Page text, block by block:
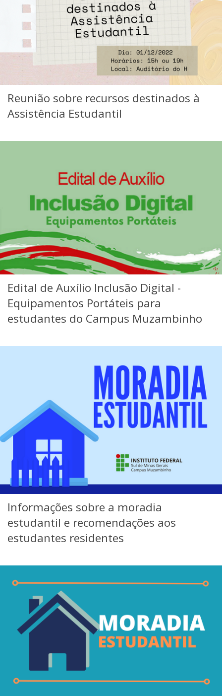
Reunião sobre recursos destinados à
Assistência Estudantil
Edital de Auxílio Inclusão Digital -
Equipamentos Portáteis para
estudantes do Campus Muzambinho
Informações sobre a moradia
estudantil e recomendações aos
estudantes residentes